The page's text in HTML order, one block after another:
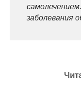
заболевания